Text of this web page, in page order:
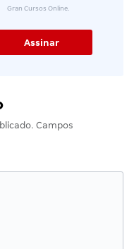
Gran Cursos Online.
Campos